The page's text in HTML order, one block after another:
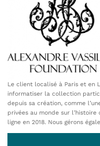
Le client localisé à Paris et en
informatiser la collection
depuis sa création, comme
privées au monde sur
ligne en 2018. Nous gérons